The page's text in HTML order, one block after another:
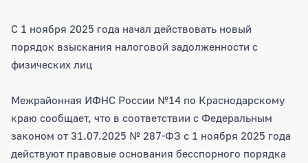
С 1 ноября 2025 года начал
С 1 ноября 2025 года начал действовать новый
порядок взыскания налоговой задолженности с
физических лиц
Межрайонная ИФНС России №14 по Краснодарскому
краю сообщает, что в соответствии с Федеральным
законом от 31.07.2025 № 287-ФЗ с 1 ноября 2025 года
действуют правовые основания бесспорного порядка